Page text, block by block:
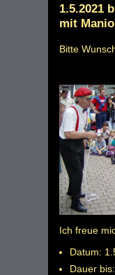
1.5.2021
mit
Bitte
Ich freue
Datum:
Dauer